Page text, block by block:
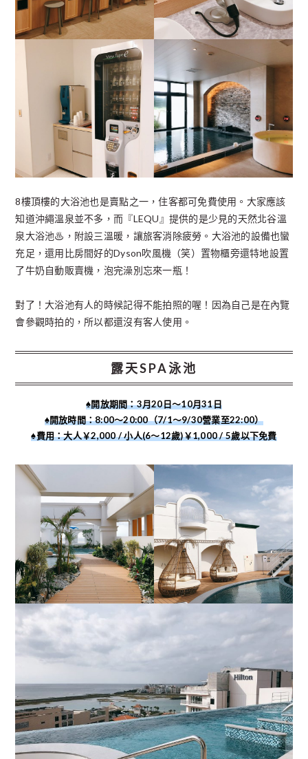
8樓頂樓的大浴池也是賣點之一，住客都可免費使用。大家應該
知道沖繩溫泉並不多，而『LEQU』提供的是少見的天然北谷溫
泉大浴池♨，附設三溫暖，讓旅客消除疲勞。大浴池的設備也蠻
充足，還用比房間好的Dyson吹風機（笑）置物櫃旁還特地設置
了牛奶自動販賣機，泡完澡別忘來一瓶！
對了！大浴池有人的時候記得不能拍照的喔！因為自己是在內覽
會參觀時拍的，所以都還沒有客人使用。
露天SPA泳池
♠︎開放期間：3月20日～10月31日
♠︎開放時間：8:00～20:00（7/1～9/30營業至22:00）
♠︎費用：大人￥2,000 / 小人(6～12歲)￥1,000 / 5歲以下免費